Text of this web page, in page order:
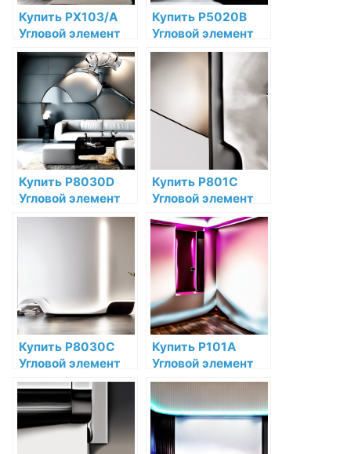
Купить PX103/A
Угловой элемент
Orac Decor
Дюрополимер по
низкой цене в
интернет-
магазине
Купить P5020B
Угловой элемент
Orac Decor
Полиуретан по
низкой цене в
магазине
Купить P8030D
Угловой элемент
Orac Decor
Купить P801C
Угловой элемент
Orac Decor
Полиуретан по
низкой цене в
интернет-
магазине
Купить P8030C
Угловой элемент
Orac Decor
Дюрополимер
Orac Decor по
низкой цене в
Купить P101A
Угловой элемент
Orac Decor
Полиуретан по
низкой цене в
интернет-
магазине